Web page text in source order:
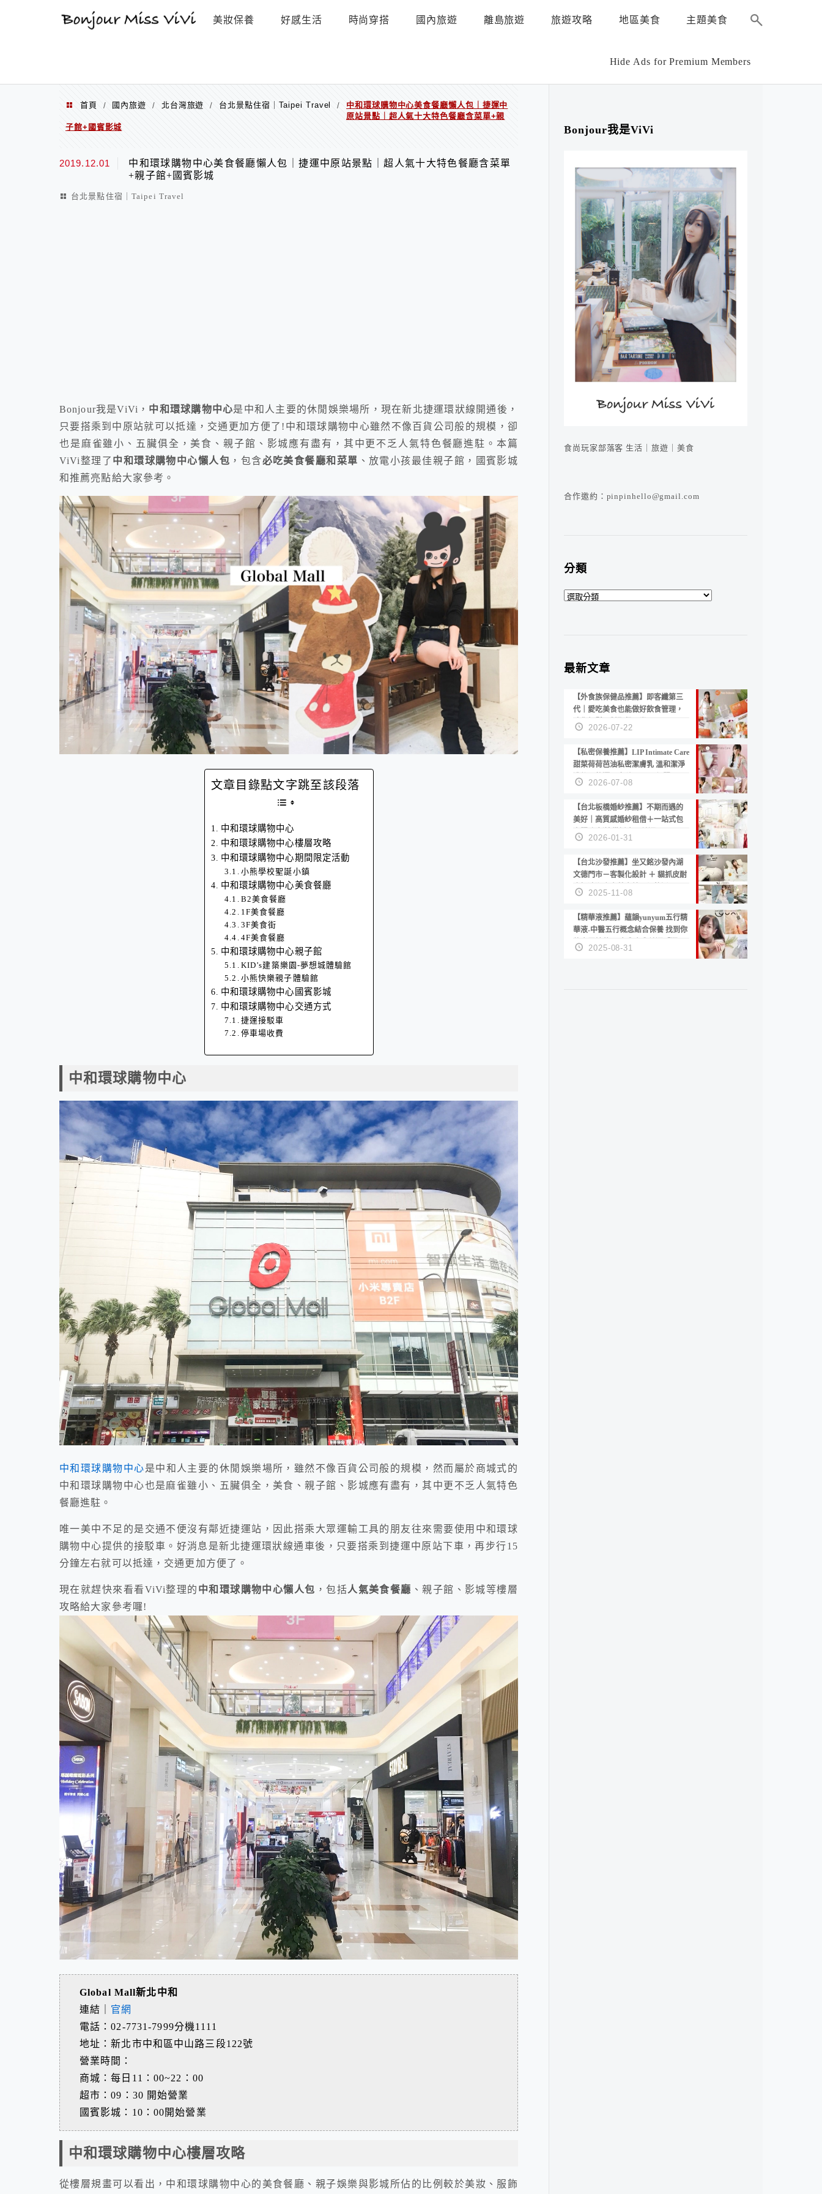
美妝保養 好感生活 時尚穿搭 國內旅遊 離島旅遊 旅遊攻略 地區美食 主題美食
Hide Ads for Premium Members
首頁 / 國內旅遊 / 北台灣旅遊 / 台北景點住宿｜Taipei Travel /
中和環球購物中心美食餐廳懶人包｜捷運中
原站景點｜超人氣十大特色餐廳含菜單+親
子館+國賓影城
2019.12.01
中和環球購物中心美食餐廳懶人包｜捷運中原站景點｜超人氣十大特色餐廳含菜單
+親子館+國賓影城
台北景點住宿｜Taipei Travel
Bonjour我是ViVi， 中和環球購物中心是中和人主要的休閒娛樂場所，現在新北捷運環狀線開通後，
只要搭乘到中原站就可以抵達，交通更加方便了!中和環球購物中心雖然不像百貨公司般的規模，卻
也是麻雀雖小、五臟俱全，美食、親子館、影城應有盡有，其中更不乏人氣特色餐廳進駐。本篇
ViVi整理了 中和環球購物中心懶人包 ，包含必吃美食餐廳和菜單 、放電小孩最佳親子館，國賓影城
和推薦亮點給大家參考。
文章目錄點文字跳至該段落
中和環球購物中心
中和環球購物中心樓層攻略
中和環球購物中心期間限定活動
小熊學校聖誕小鎮
中和環球購物中心美食餐廳
B2美食餐廳
1F美食餐廳
3F美食街
4F美食餐廳
中和環球購物中心親子館
KID’s建築樂園-夢想城體驗館
小熊快樂親子體驗館
中和環球購物中心國賓影城
中和環球購物中心交通方式
捷運接駁車
停車場收費
中和環球購物中心
中和環球購物中心是中和人主要的休閒娛樂場所，雖然不像百貨公司般的規模，然而屬於商城式的
中和環球購物中心也是麻雀雖小、五臟俱全，美食、親子館、影城應有盡有，其中更不乏人氣特色
餐廳進駐。
唯一美中不足的是交通不便沒有鄰近捷運站，因此搭乘大眾運輸工具的朋友往來需要使用中和環球
購物中心提供的接駁車。好消息是新北捷運環狀線通車後，只要搭乘到捷運中原站下車，再步行15
分鐘左右就可以抵達，交通更加方便了。
現在就趕快來看看ViVi整理的 中和環球購物中心懶人包 ，包括人氣美食餐廳 、親子館、影城等樓層
攻略給大家參考囉!
Global Mall新北中和
連結｜ 官網
電話：02-7731-7999分機1111
地址：新北市中和區中山路三段122號
營業時間：
商城：每日11：00~22：00
超市：09：30 開始營業
國賓影城：10：00開始營業
中和環球購物中心樓層攻略
從樓層規畫可以看出，中和環球購物中心的美食餐廳、親子娛樂與影城所佔的比例較於美妝、服飾
Bonjour我是ViVi
食尚玩家部落客 生活｜旅遊｜美食
合作邀約：pinpinhello@gmail.com
分類
分
最新文章
【外食族保健品推薦】即客纖第三
代｜愛吃美食也能做好飲食管理，
陪你輕鬆面對聚餐日常！
2026-07-22
【私密保養推薦】LIP Intimate Care
甜菜荷荷芭油私密潔膚乳 溫和潔淨
洗後不乾澀 不起泡反而更舒服！
2026-07-08
【台北板橋婚紗推薦】不期而遇的
美好｜高質感婚紗租借＋一站式包
套服務 新娘備婚省心首選！
2026-01-31
【台北沙發推薦】坐又銘沙發內湖
文德門市－客製化設計 ＋ 貓抓皮耐
磨好清潔｜直營直銷、價格透明
高CP值打造夢想居家風格
2025-11-08
【精華液推薦】蘊韻yunyum五行精
華液-中醫五行概念結合保養 找到你
的專屬精華！ 水㊀土㊀就選「潤・
賦精華」維持肌膚剛剛好的平衡
2025-08-31